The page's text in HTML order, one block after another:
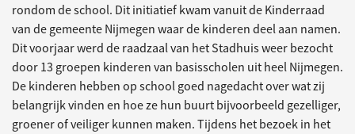
rondom de school. Dit initiatief kwam vanuit de Kinderraad
van de gemeente Nijmegen waar de kinderen deel aan namen.
Dit voorjaar werd de raadzaal van het Stadhuis weer bezocht
door 13 groepen kinderen van basisscholen uit heel Nijmegen.
De kinderen hebben op school goed nagedacht over wat zij
belangrijk vinden en hoe ze hun buurt bijvoorbeeld gezelliger,
groener of veiliger kunnen maken. Tijdens het bezoek in het